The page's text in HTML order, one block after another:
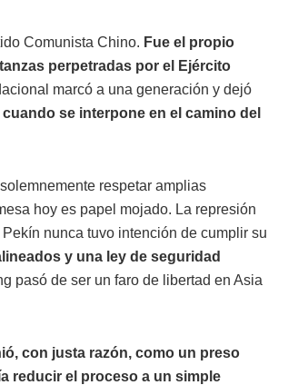
Comunista Chino. Fue el propio
perpetradas por el Ejército
marcó a una generación y dejó
se interpone en el camino del
respetar amplias
hoy es papel mojado. La represión
nunca tuvo intención de cumplir su
y una ley de seguridad
pasó de ser un faro de libertad en Asia
con justa razón, como un preso
reducir el proceso a un simple